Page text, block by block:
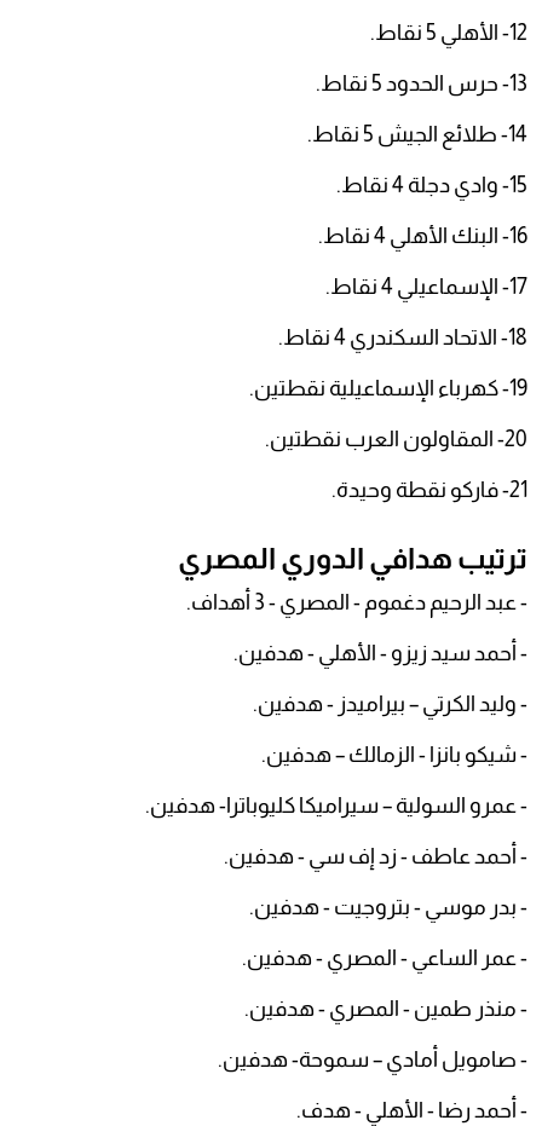
12- الأهلي 5 نقاط.
13- حرس الحدود 5 نقاط.
14- طلائع الجيش 5 نقاط.
15- وادي دجلة 4 نقاط.
16- البنك الأهلي 4 نقاط.
17- الإسماعيلي 4 نقاط.
18- الاتحاد السكندري 4 نقاط.
19- كهرباء الإسماعيلية نقطتين.
20- المقاولون العرب نقطتين.
21- فاركو نقطة وحيدة.
ترتيب هدافي الدوري المصري
- عبد الرحيم دغموم - المصري - 3 أهداف.
- أحمد سيد زيزو - الأهلي - هدفين.
- وليد الكرتي – بيراميدز - هدفين.
- شيكو بانزا - الزمالك – هدفين.
- عمرو السولية – سيراميكا كليوباترا- هدفين.
- أحمد عاطف - زد إف سي - هدفين.
- بدر موسي - بتروجيت - هدفين.
- عمر الساعي - المصري - هدفين.
- منذر طمين - المصري - هدفين.
- صامويل أمادي – سموحة- هدفين.
- أحمد رضا - الأهلي - هدف.